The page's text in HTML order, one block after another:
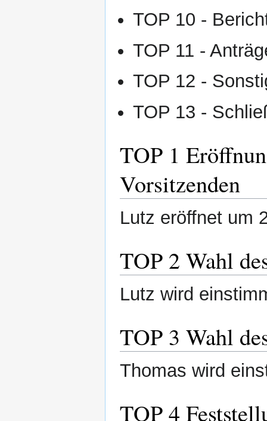
TOP 10 -
TOP 11 -
TOP 12 -
TOP 13 -
TOP 1
Vorsitzenden
Lutz eröffnet um
TOP 2 Wahl
Lutz wird
TOP 3 Wahl
Thomas wird
TOP 4